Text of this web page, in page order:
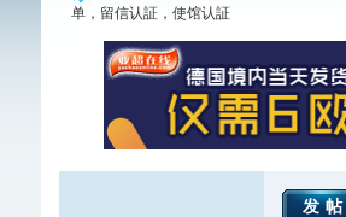
单，留信认証，使馆认証
发帖